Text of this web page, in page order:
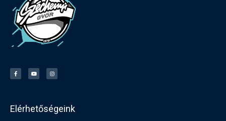
Elérhetőségeink